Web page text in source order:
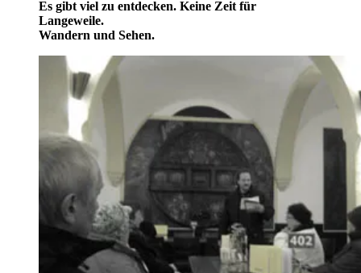
Es gibt viel zu entdecken. Keine Zeit für
Langeweile.
Wandern und Sehen.